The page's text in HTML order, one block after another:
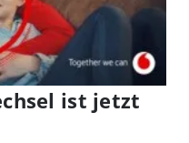
ist jetzt